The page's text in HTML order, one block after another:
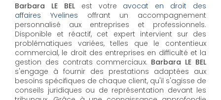
Barbara LE BELest votre avocat en droit des
affaires Yvelines offrant un accompagnement
personnalisé aux entreprises et professionnels.
Disponible et réactif, cet expert intervient sur des
problématiques variées, telles que le contentieux
commercial, le droit des entreprises en difficulté et la
gestion des contrats commerciaux. Barbara LE BEL
s'engage à fournir des prestations adaptées aux
besoins spécifiques de chaque client, qu'il s'agisse de
conseils juridiques ou de représentation devant les